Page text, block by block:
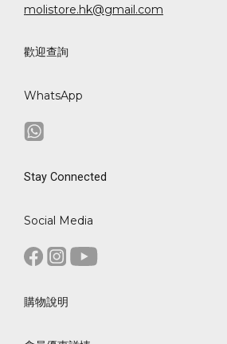
molistore.hk@gmail.com
歡迎查詢
WhatsApp
Stay Connected
Social Media
購物說明